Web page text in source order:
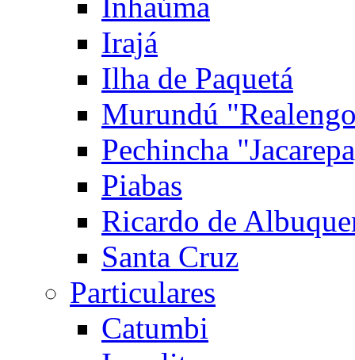
Irajá
Ilha de Paquetá
Murundú
Pechincha
Piabas
Ricardo de
Santa Cruz
Particulares
Catumbi